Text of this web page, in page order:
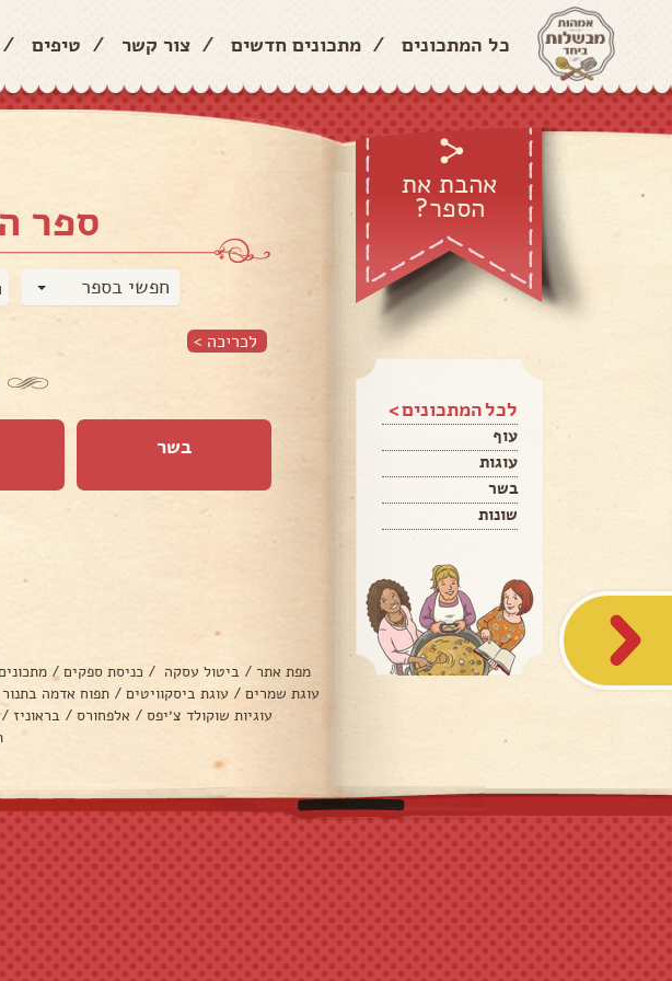
כל המתכונים / מתכונים חדשים / צור קשר / טיפים /
אהבת את
הספר?
לכל המתכונים >
עוף
עוגות
בשר
שונות
ספר
חפשי בספר
לכריכה >
בשר
מפת אתר / ביטול עסקה / כניסת ספקים /
עוגת שמרים / עוגת ביסקוויטים / תפוח אדמה בתנור
עוגיות שוקולד צ׳יפס / אלפחורס / בראוניז /